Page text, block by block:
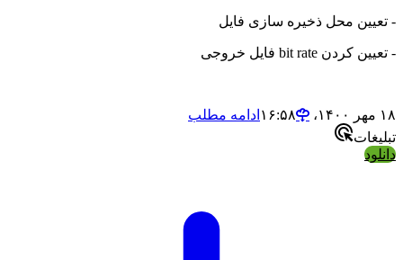
- تعیین محل ذخیره سازی فایل
- تعیین کردن bit rate فایل خروجی
۱۸ مهر ۱۴۰۰،‏ ۱۶:۵۸
ادامه مطلب
تبلیغات
دانلود